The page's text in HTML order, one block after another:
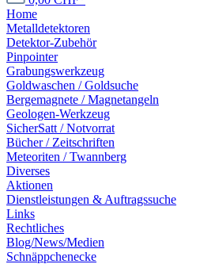
Home
Metalldetektoren
Detektor-Zubehör
Pinpointer
Grabungswerkzeug
Goldwaschen / Goldsuche
Bergemagnete / Magnetangeln
Geologen-Werkzeug
SicherSatt / Notvorrat
Bücher / Zeitschriften
Meteoriten / Twannberg
Diverses
Aktionen
Dienstleistungen & Auftragssuche
Links
Rechtliches
Blog/News/Medien
Schnäppchenecke